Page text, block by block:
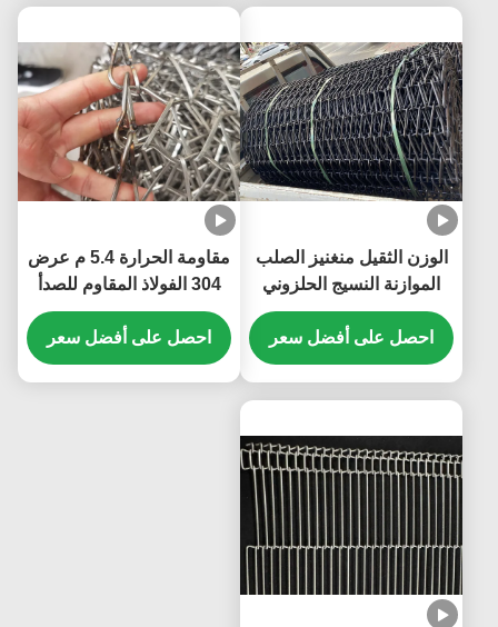
الوزن الثقيل منغنيز الصلب
الموازنة النسيج الحلزوني
الشبكة السلكية الحملة
الحزام
احصل على أفضل سعر
مقاومة الحرارة 5.4 م عرض
304 الفولاذ المقاوم للصدأ
حلزونية سلكية مسطحة
ربط الأحزمة للمجفف
القشرة
احصل على أفضل سعر